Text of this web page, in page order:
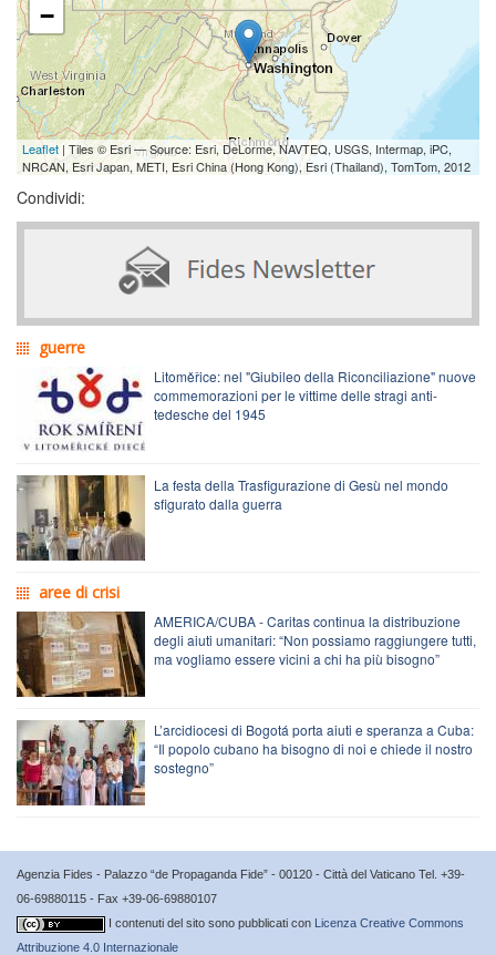
−
Leaflet | Tiles © Esri — Source: Esri, DeLorme, NAVTEQ, USGS, Intermap, iPC,
NRCAN, Esri Japan, METI, Esri China (Hong Kong), Esri (Thailand), TomTom, 2012
Condividi:
guerre
Litoměřice: nel "Giubileo della Riconciliazione" nuove
commemorazioni per le vittime delle stragi anti-
tedesche del 1945
La festa della Trasfigurazione di Gesù nel mondo
sfigurato dalla guerra
aree di crisi
AMERICA/CUBA - Caritas continua la distribuzione
degli aiuti umanitari: “Non possiamo raggiungere tutti,
ma vogliamo essere vicini a chi ha più bisogno”
L’arcidiocesi di Bogotá porta aiuti e speranza a Cuba:
“Il popolo cubano ha bisogno di noi e chiede il nostro
sostegno”
Agenzia Fides - Palazzo “de Propaganda Fide” - 00120 - Città del Vaticano Tel. +39-
06-69880115 - Fax +39-06-69880107
I contenuti del sito sono pubblicati con Licenza Creative Commons
Attribuzione 4.0 Internazionale